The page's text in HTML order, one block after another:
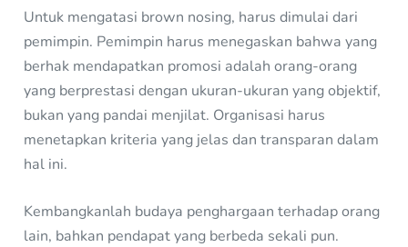
Untuk mengatasi brown nosing, harus dimulai dari
pemimpin. Pemimpin harus menegaskan bahwa yang
berhak mendapatkan promosi adalah orang-orang
yang berprestasi dengan ukuran-ukuran yang objektif,
bukan yang pandai menjilat. Organisasi harus
menetapkan kriteria yang jelas dan transparan dalam
hal ini.
Kembangkanlah budaya penghargaan terhadap orang
lain, bahkan pendapat yang berbeda sekali pun.